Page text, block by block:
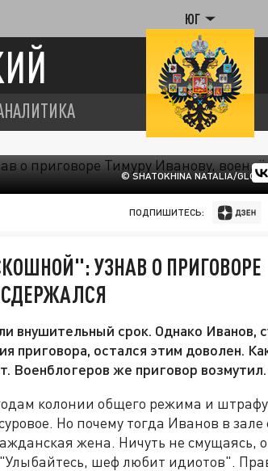
ЮГ
© SHATOKHINA NATALIA/
ПОДПИШИТЕСЬ:
УЗНАВ О ПРИГОВОРЕ
СДЕРЖАЛСЯ
внушительный срок. Однако Иванов,
приговора, остался этим доволен.
Военблогеров же приговор возмутил.
колонии общего режима и
Но почему тогда Иванов в зале
жена. Ничуть не смущаясь,
шеф любит идиотов".